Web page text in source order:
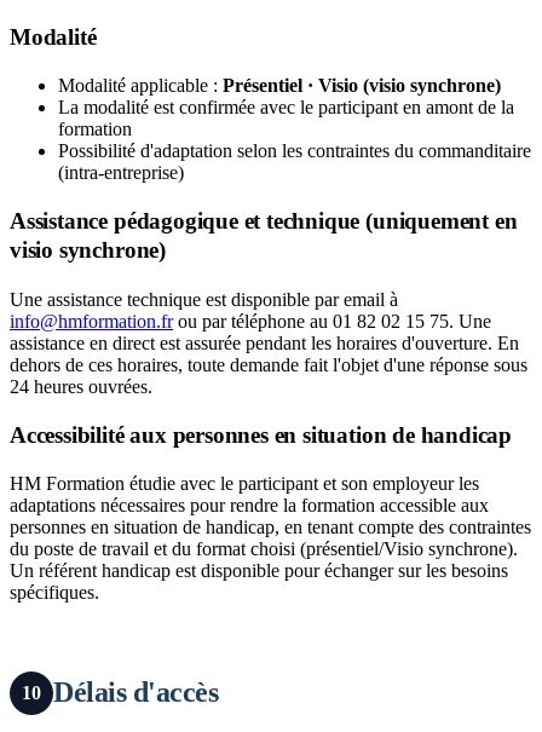
Modalité
Modalité applicable : Présentiel · Visio (visio synchrone)
La modalité est confirmée avec le participant en amont de la
formation
Possibilité d'adaptation selon les contraintes du commanditaire
(intra-entreprise)
Assistance pédagogique et technique (uniquement en
visio synchrone)
Une assistance technique est disponible par email à
info@hmformation.frou par téléphone au 01 82 02 15 75. Une
assistance en direct est assurée pendant les horaires d'ouverture. En
dehors de ces horaires, toute demande fait l'objet d'une réponse sous
24 heures ouvrées.
Accessibilité aux personnes en situation de handicap
HM Formation étudie avec le participant et son employeur les
adaptations nécessaires pour rendre la formation accessible aux
personnes en situation de handicap, en tenant compte des contraintes
du poste de travail et du format choisi (présentiel/Visio synchrone).
Un référent handicap est disponible pour échanger sur les besoins
spécifiques.
10 Délais d'accès